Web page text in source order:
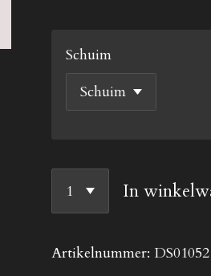
Schuim
In
Artikelnummer: DS01052